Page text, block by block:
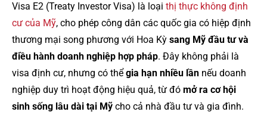
Visa E2 (Treaty Investor Visa) là loại thị thực không định
cư của Mỹ, cho phép công dân các quốc gia có hiệp định
thương mại song phương với Hoa Kỳ sang Mỹ đầu tư và
điều hành doanh nghiệp hợp pháp. Đây không phải là
visa định cư, nhưng có thể gia hạn nhiều lần nếu doanh
nghiệp duy trì hoạt động hiệu quả, từ đó mở ra cơ hội
sinh sống lâu dài tại Mỹ cho cả nhà đầu tư và gia đình.